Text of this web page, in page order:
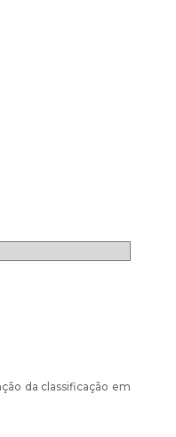
da classificação em